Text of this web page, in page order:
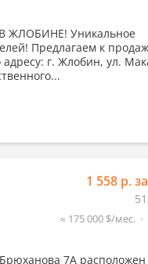
ЖЛОБИНЕ! Уникальное
Предлагаем к
г. Жлобин, ул.
1 558 р.
≈ 175 000 $/мес.
7А расположен